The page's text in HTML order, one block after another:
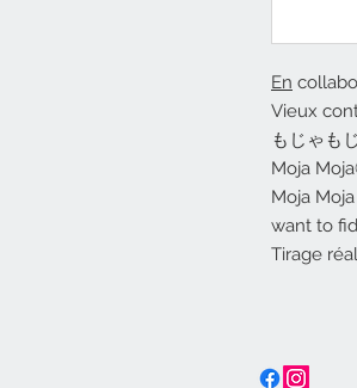
En
Vieux
もじゃも
Moja
Moja
want to
Tirage